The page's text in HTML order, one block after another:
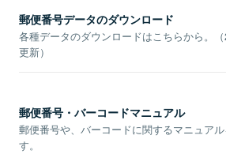
郵便番号データのダウンロード
各種データのダウンロードはこちらから。
更新）
郵便番号・バーコードマニュアル
郵便番号や、バーコードに関するマニュア
す。